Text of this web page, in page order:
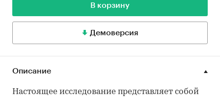
В корзину
Демоверсия
Описание
Настоящее исследование представляет собой